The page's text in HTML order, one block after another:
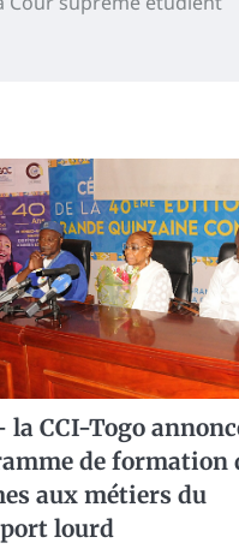
la CCI-Togo
de formation
aux métiers du
lourd